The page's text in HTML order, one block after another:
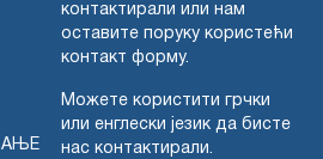
контактирали или нам
оставите поруку користећи
контакт форму.
Можете користити грчки
или енглески језик да бисте
нас контактирали.